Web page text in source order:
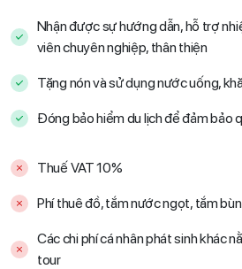
Nhận được sự hướng dẫn, hỗ trợ
viên chuyên nghiệp, thân thiện
Tặng nón và sử dụng nước uống,
Đóng bảo hiểm du lịch để đảm bảo
Thuế VAT 10%
Phí thuê đồ, tắm nước ngọt, tắm
Các chi phí cá nhân phát sinh khác
tour